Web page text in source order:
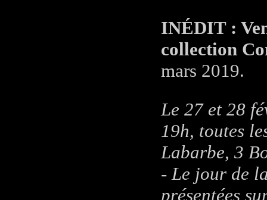
INÉDIT :
collection
mars 2019.
Le 27 et 28
19h, toutes
Labarbe, 3
- Le jour de
présentées